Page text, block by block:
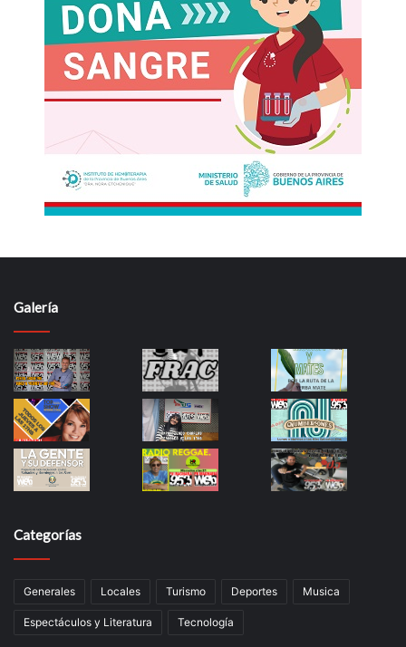
Galería
Categorías
Generales Locales Turismo Deportes Musica
Espectáculos y Literatura Tecnología